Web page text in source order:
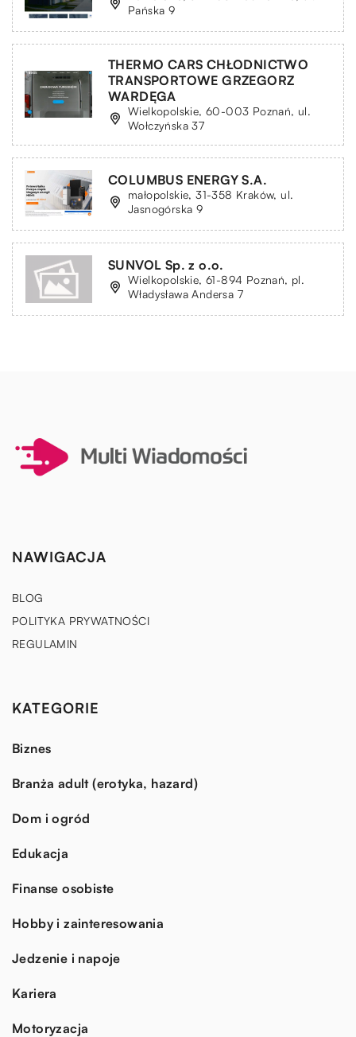
Pańska 9
THERMO CARS CHŁODNICTWO
TRANSPORTOWE GRZEGORZ
WARDĘGA
Wielkopolskie, 60-003 Poznań, ul.
Wołczyńska 37
COLUMBUS ENERGY S.A.
małopolskie, 31-358 Kraków, ul.
Jasnogórska 9
SUNVOL Sp. z o.o.
Wielkopolskie, 61-894 Poznań, pl.
Władysława Andersa 7
NAWIGACJA
BLOG
POLITYKA PRYWATNOŚCI
REGULAMIN
KATEGORIE
Biznes
Branża adult (erotyka, hazard)
Dom i ogród
Edukacja
Finanse osobiste
Hobby i zainteresowania
Jedzenie i napoje
Kariera
Motoryzacja